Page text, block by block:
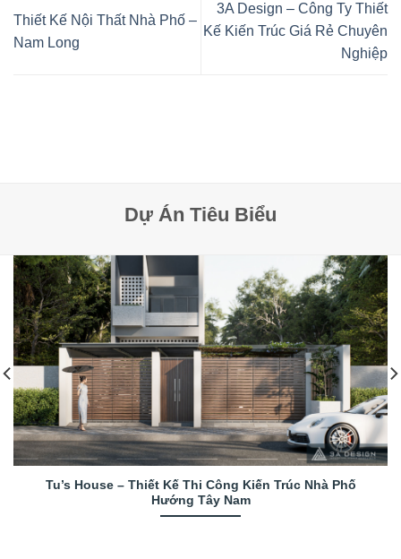
Thiết Kế Nội Thất Nhà Phố –
Nam Long
3A Design – Công Ty Thiết
Kế Kiến Trúc Giá Rẻ Chuyên
Nghiệp
Dự Án Tiêu Biểu
Tu’s House – Thiết Kế Thi Công Kiến Trúc Nhà Phố
Hướng Tây Nam